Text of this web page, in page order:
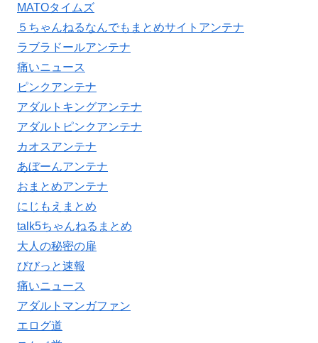
MATOタイムズ
５ちゃんねるなんでもまとめサイトアンテナ
ラブラドールアンテナ
痛いニュース
ピンクアンテナ
アダルトキングアンテナ
アダルトピンクアンテナ
カオスアンテナ
あぼーんアンテナ
おまとめアンテナ
にじもえまとめ
talk5ちゃんねるまとめ
大人の秘密の扉
びびっと速報
痛いニュース
アダルトマンガファン
エログ道